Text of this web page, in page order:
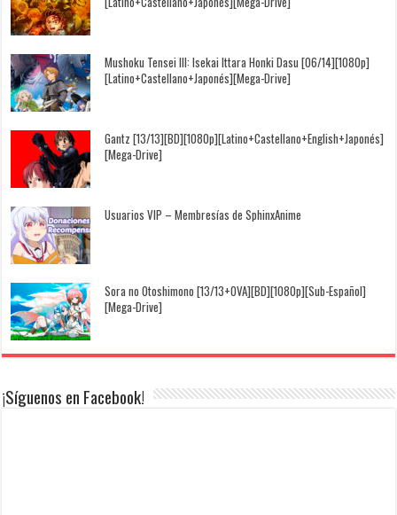
Mushoku Tensei III: Isekai Ittara Honki Dasu [06/14][1080p]
[Latino+Castellano+Japonés][Mega-Drive]
Gantz [13/13][BD][1080p][Latino+Castellano+English+Japonés]
[Mega-Drive]
Usuarios VIP – Membresías de SphinxAnime
Sora no Otoshimono [13/13+OVA][BD][1080p][Sub-Español]
[Mega-Drive]
¡Síguenos en Facebook!